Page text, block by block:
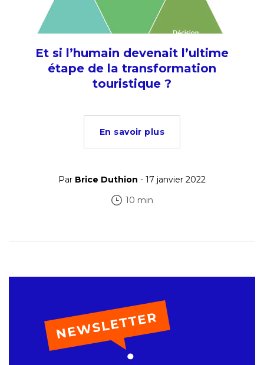
Et si l’humain devenait l’ultime
étape de la transformation
touristique ?
En savoir plus
Par Brice Duthion - 17 janvier 2022
10 min